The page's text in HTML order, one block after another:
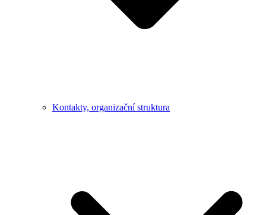
Kontakty, organizační struktura